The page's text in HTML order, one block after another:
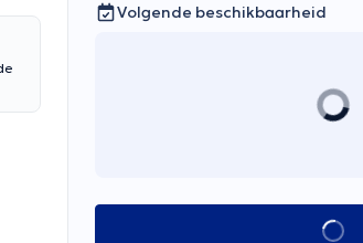
Volgende beschikbaarheid
Alles zien